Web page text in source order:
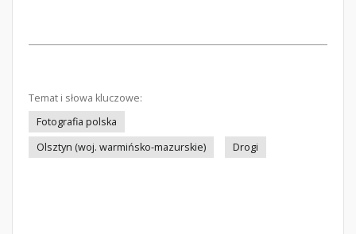
Temat i słowa kluczowe:
Fotografia polska
Olsztyn (woj. warmińsko-mazurskie)
Drogi